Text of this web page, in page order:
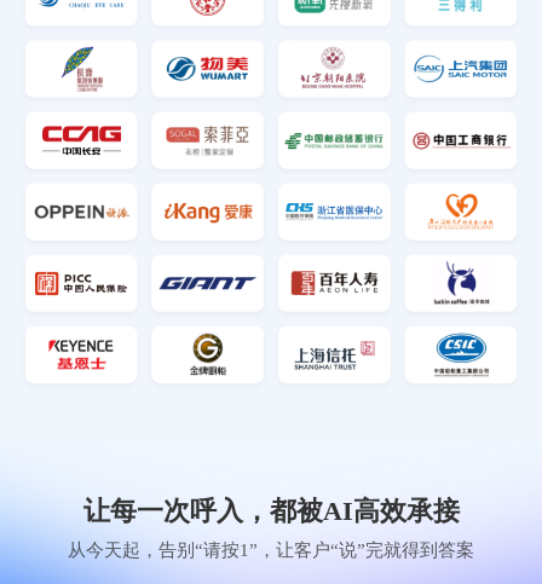
让每一次呼入，都被AI高效承接
从今天起，告别“请按1”，让客户“说”完就得到答案